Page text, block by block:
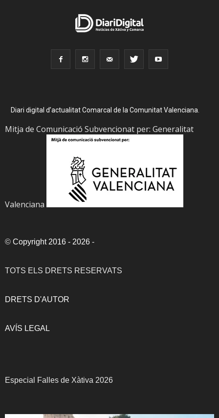
Diari digital d’actualitat Comarcal de la Comunitat Valenciana.
Mitja de Comunicació Subvencionat per: Generalitat
Valenciana
© Copyright 2016 - 2026 -
TOTS ELS DRETS RESERVATS
DRETS D'AUTOR
AVÍS LEGAL
Especial Falles de Xàtiva 2026